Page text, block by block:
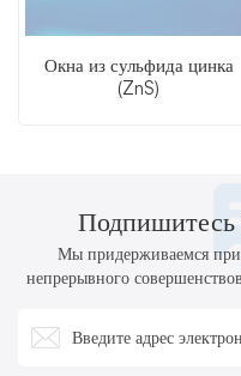
Окна из сульфида цинка
(ZnS)
Мы придерживаемся
непрерывного